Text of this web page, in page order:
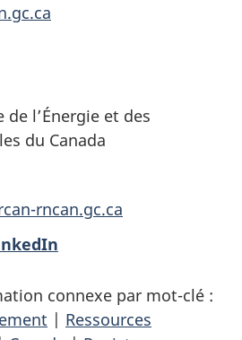
l’Énergie et des
du Canada
rncan.gc.ca
connexe par mot-clé :
| Ressources